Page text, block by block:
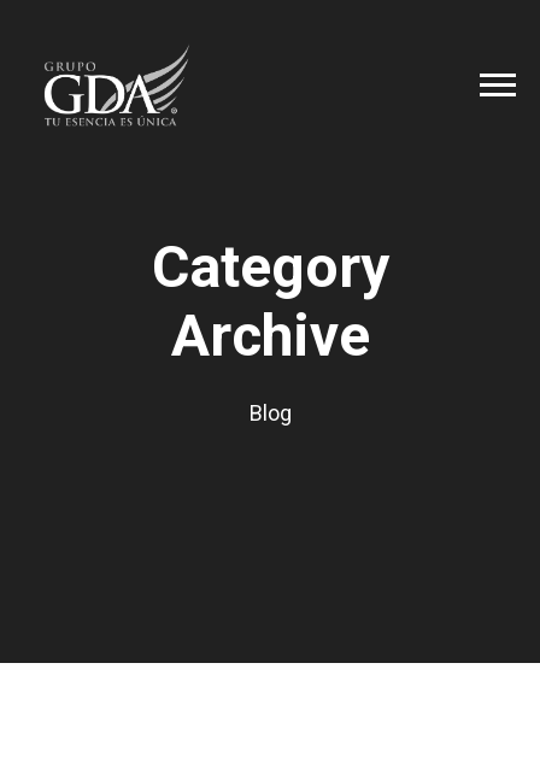
Category
Archive
Blog